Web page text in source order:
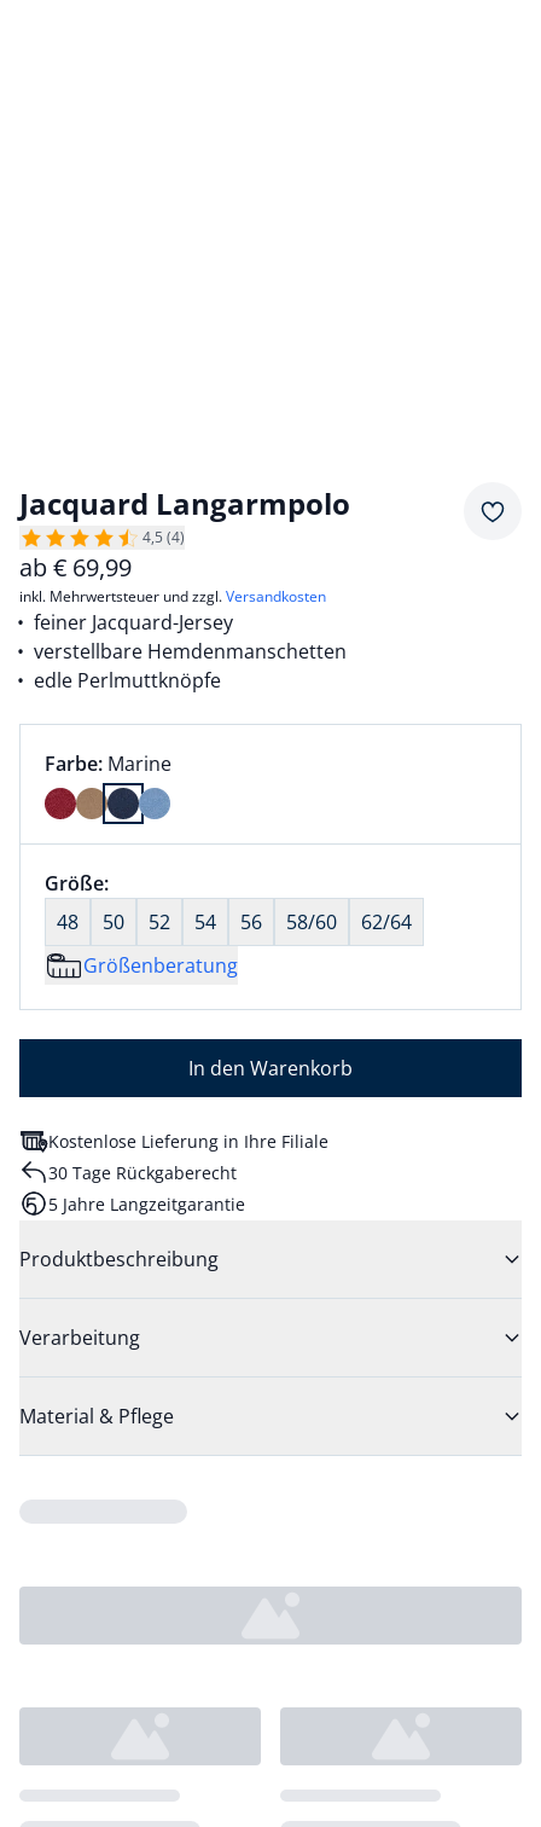
Jacquard Langarmpolo
4,5 (4)
ab€ 69,99
inkl. Mehrwertsteuer und zzgl.Versandkosten
feiner Jacquard-Jersey
verstellbare Hemdenmanschetten
edle Perlmuttknöpfe
Farbauswahl:
Farbe: aktuell ausgewählt:
Marine
Farbe Marine ausgewählt
Größenauswahl:
Größe:nichts ausgewählt
48
50 52 54 56 58/60
62/64
Größenberatung
In den Warenkorb
Kostenlose Lieferung in Ihre Filiale
30 Tage Rückgaberecht
5 Jahre Langzeitgarantie
Produktbeschreibung
Verarbeitung
Material & Pflege